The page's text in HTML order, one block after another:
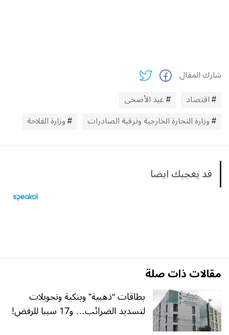
شارك المقال
اقتصاد
عيد الأضحى
وزارة التجارة الخارجية وترقية الصادرات
وزارة الفلاحة
قد يعجبك ايضا
مقالات ذات صلة
بطاقات “ذهبية” وبنكية وتحويلات
لتسديد الضرائب… و17 سببا للرفض!